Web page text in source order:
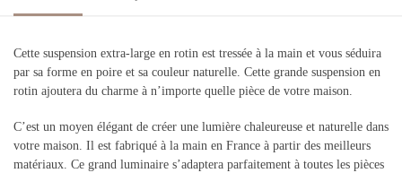
Cette suspension extra-large en rotin est tressée à la main et vous séduira
par sa forme en poire et sa couleur naturelle. Cette grande suspension en
rotin ajoutera du charme à n’importe quelle pièce de votre maison.
C’est un moyen élégant de créer une lumière chaleureuse et naturelle dans
votre maison. Il est fabriqué à la main en France à partir des meilleurs
matériaux. Ce grand luminaire s’adaptera parfaitement à toutes les pièces